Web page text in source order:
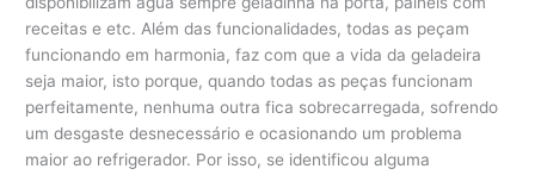
receitas e etc. Além das funcionalidades, todas as peçam
funcionando em harmonia, faz com que a vida da geladeira
seja maior, isto porque, quando todas as peças funcionam
perfeitamente, nenhuma outra fica sobrecarregada, sofrendo
um desgaste desnecessário e ocasionando um problema
maior ao refrigerador. Por isso, se identificou alguma